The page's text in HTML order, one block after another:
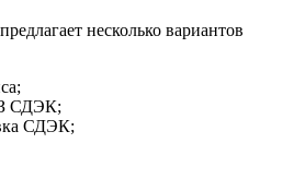
несколько вариантов
СДЭК;
СДЭК;